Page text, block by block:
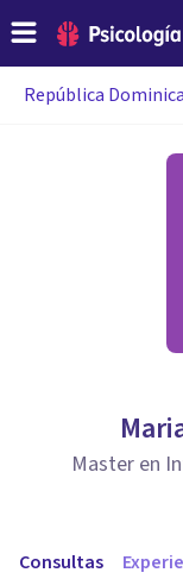
República
Master en
Consultas